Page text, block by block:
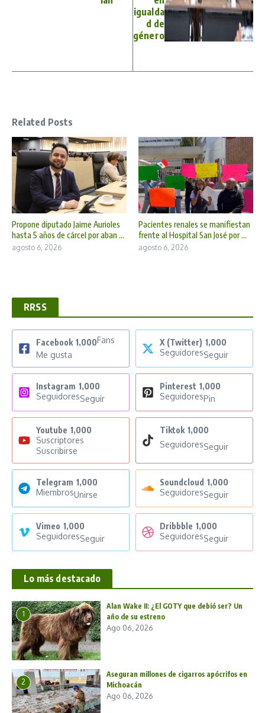
igualda
d de
género
Related Posts
Propone diputado Jaime Aurioles
hasta 5 años de cárcel por aban ...
agosto 6, 2026
Pacientes renales se manifiestan
frente al Hospital San José por ...
agosto 6, 2026
RRSS
Facebook 1,000Fans
Me gusta
X (Twitter) 1,000
SeguidoresSeguir
Instagram 1,000
SeguidoresSeguir
Pinterest 1,000
SeguidoresPin
Youtube 1,000
Suscriptores
Suscribirse
Tiktok 1,000
SeguidoresSeguir
Telegram 1,000
MiembrosUnirse
Soundcloud 1,000
SeguidoresSeguir
Vimeo 1,000
SeguidoresSeguir
Dribbble 1,000
SeguidoresSeguir
Lo más destacado
1
Alan Wake II: ¿El GOTY que debió ser? Un
año de su estreno
Ago 06, 2026
2
Aseguran millones de cigarros apócrifos en
Michoacán
Ago 06, 2026